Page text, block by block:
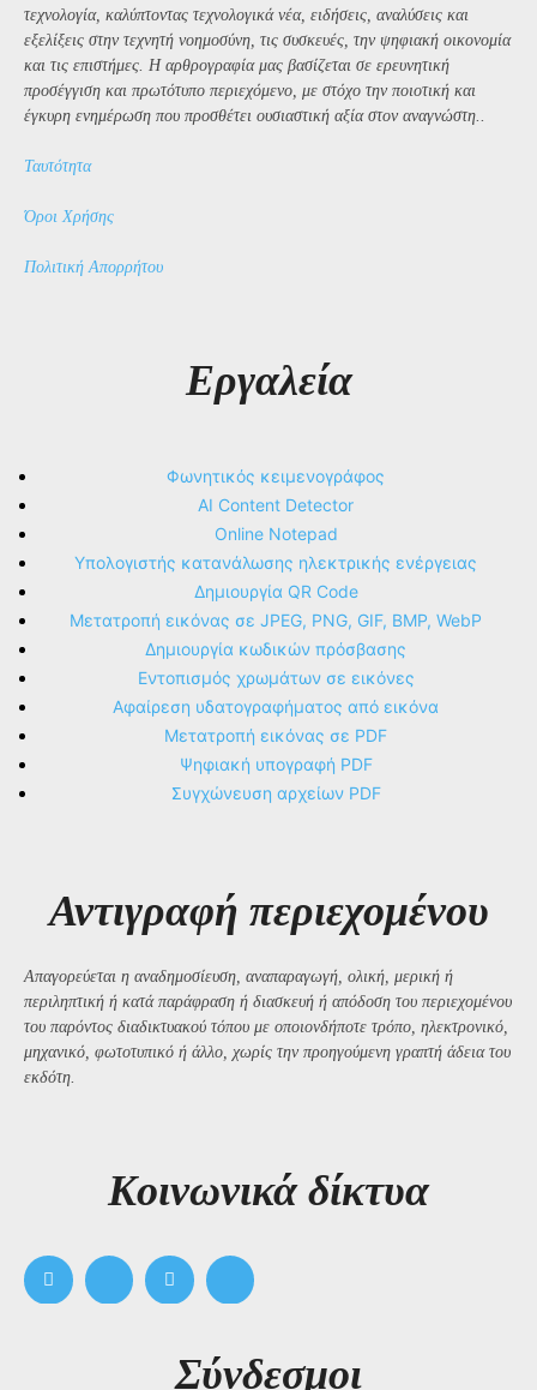
τεχνολογία, καλύπτοντας τεχνολογικά νέα, ειδήσεις, αναλύσεις και
εξελίξεις στην τεχνητή νοημοσύνη, τις συσκευές, την ψηφιακή οικονομία
και τις επιστήμες. Η αρθρογραφία μας βασίζεται σε ερευνητική
προσέγγιση και πρωτότυπο περιεχόμενο, με στόχο την ποιοτική και
έγκυρη ενημέρωση που προσθέτει ουσιαστική αξία στον αναγνώστη..
Ταυτότητα
Όροι Χρήσης
Πολιτική Απορρήτου
Εργαλεία
Φωνητικός κειμενογράφος
AI Content Detector
Online Notepad
Υπολογιστής κατανάλωσης ηλεκτρικής ενέργειας
Δημιουργία QR Code
Μετατροπή εικόνας σε JPEG, PNG, GIF, BMP, WebP
Δημιουργία κωδικών πρόσβασης
Εντοπισμός χρωμάτων σε εικόνες
Αφαίρεση υδατογραφήματος από εικόνα
Μετατροπή εικόνας σε PDF
Ψηφιακή υπογραφή PDF
Συγχώνευση αρχείων PDF
Αντιγραφή περιεχομένου
Απαγορεύεται η αναδημοσίευση, αναπαραγωγή, ολική, μερική ή
περιληπτική ή κατά παράφραση ή διασκευή ή απόδοση του περιεχομένου
του παρόντος διαδικτυακού τόπου με οποιονδήποτε τρόπο, ηλεκτρονικό,
μηχανικό, φωτοτυπικό ή άλλο, χωρίς την προηγούμενη γραπτή άδεια του
εκδότη.
Kοινωνικά δίκτυα
Σύνδεσμοι